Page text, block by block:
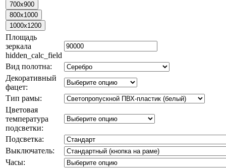
Площадь
зеркала
hidden_calc_field
Вид полотна:
Декоративный
фацет:
Тип рамы:
Цветовая
температура
подсветки:
Подсветка:
Выключатель:
Часы: